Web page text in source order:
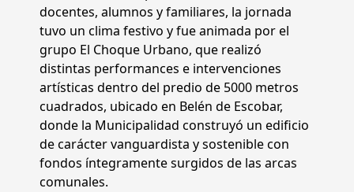
docentes, alumnos y familiares, la jornada
tuvo un clima festivo y fue animada por el
grupo El Choque Urbano, que realizó
distintas performances e intervenciones
artísticas dentro del predio de 5000 metros
cuadrados, ubicado en Belén de Escobar,
donde la Municipalidad construyó un edificio
de carácter vanguardista y sostenible con
fondos íntegramente surgidos de las arcas
comunales.